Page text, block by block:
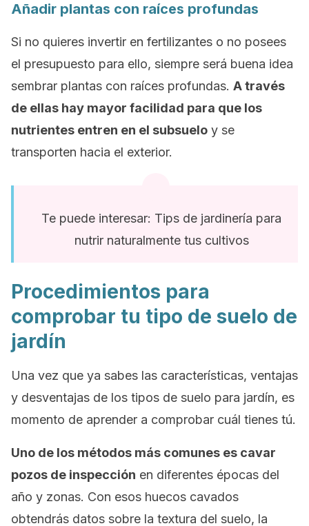
Añadir plantas con raíces profundas
Si no quieres invertir en fertilizantes o no posees
el presupuesto para ello, siempre será buena idea
sembrar plantas con raíces profundas. A través
de ellas hay mayor facilidad para que los
nutrientes entren en el subsuelo y se
transporten hacia el exterior.
Te puede interesar: Tips de jardinería para
nutrir naturalmente tus cultivos
Procedimientos para
comprobar tu tipo de suelo de
jardín
Una vez que ya sabes las características, ventajas
y desventajas de los tipos de suelo para jardín, es
momento de aprender a comprobar cuál tienes tú.
Uno de los métodos más comunes es cavar
pozos de inspección en diferentes épocas del
año y zonas. Con esos huecos cavados
obtendrás datos sobre la textura del suelo, la